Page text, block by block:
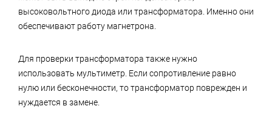
высоковольтного диода или трансформатора. Именно они
обеспечивают работу магнетрона.
Для проверки трансформатора также нужно
использовать мультиметр. Если сопротивление равно
нулю или бесконечности, то трансформатор поврежден и
нуждается в замене.